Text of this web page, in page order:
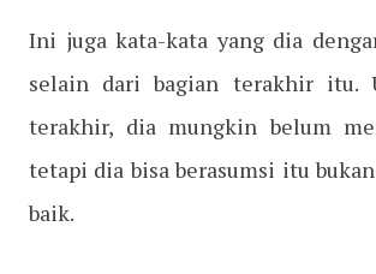
Ini juga kata-kata yang dia
selain dari bagian terakhir itu.
terakhir, dia mungkin belum
tetapi dia bisa berasumsi itu
baik.